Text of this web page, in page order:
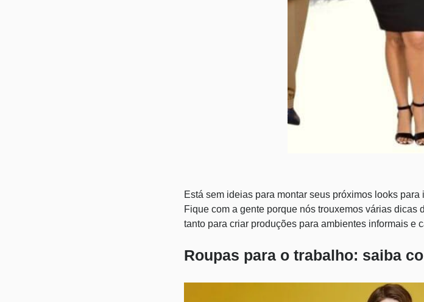
Está sem ideias para montar seus próximos looks
Fique com a gente porque nós trouxemos várias
tanto para criar produções para ambientes informais e
Roupas para o trabalho: saiba